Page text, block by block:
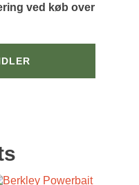
ved køb over